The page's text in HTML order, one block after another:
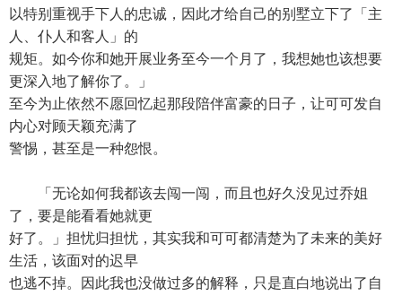
以特别重视手下人的忠诚，因此才给自己的别墅立下了「主
人、仆人和客人」的
规矩。如今你和她开展业务至今一个月了，我想她也该想要
更深入地了解你了。」
至今为止依然不愿回忆起那段陪伴富豪的日子，让可可发自
内心对顾天颖充满了
警惕，甚至是一种怨恨。
「无论如何我都该去闯一闯，而且也好久没见过乔姐
了，要是能看看她就更
好了。」担忧归担忧，其实我和可可都清楚为了未来的美好
生活，该面对的迟早
也逃不掉。因此我也没做过多的解释，只是直白地说出了自